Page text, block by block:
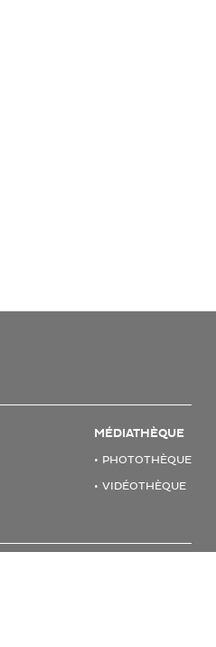
MÉDIATHÈQUE
PHOTOTHÈQUE
VIDÉOTHÈQUE